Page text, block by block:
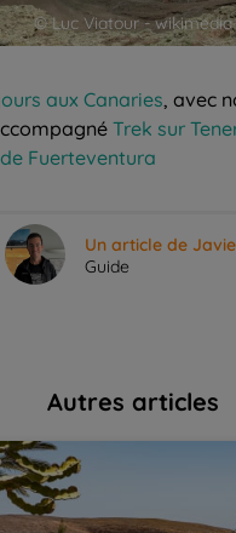
© Luc Viatour - wikimedia
aux Canaries, avec
Trek sur
Fuerteventura
Un article de
Guide
Autres articles
choisir pour ses